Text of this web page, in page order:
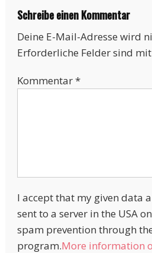
Schreibe einen Kommentar
Deine E-Mail-Adresse wird
Erforderliche Felder sind mit
Kommentar*
I accept that my given data
sent to a server in the USA
spam prevention through
program.More information